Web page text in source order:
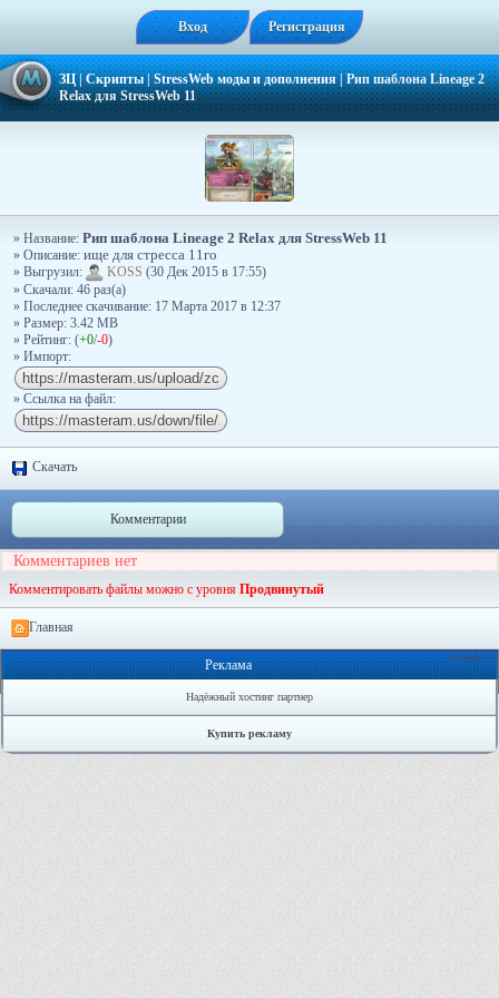
Вход Регистрация
ЗЦ|Скрипты|StressWeb моды и дополнения|Рип шаблона Lineage 2
Relax для StressWeb 11
» Название: Рип шаблона Lineage 2 Relax для StressWeb 11
» Описание: ище для стресса 11го
» Выгрузил:
KOSS (30 Дек 2015 в 17:55)
» Скачали: 46 раз(a)
» Последнее скачивание: 17 Марта 2017 в 12:37
» Размер: 3.42 MB
» Рейтинг: (+0/-0)
» Импорт:
» Ссылка на файл:
Скачать
Комментарии
Комментариев нет
Комментировать файлы можно с уровня Продвинутый
Главная
Онлайн: 1
Реклама
Надёжный хостинг партнер
Купить рекламу